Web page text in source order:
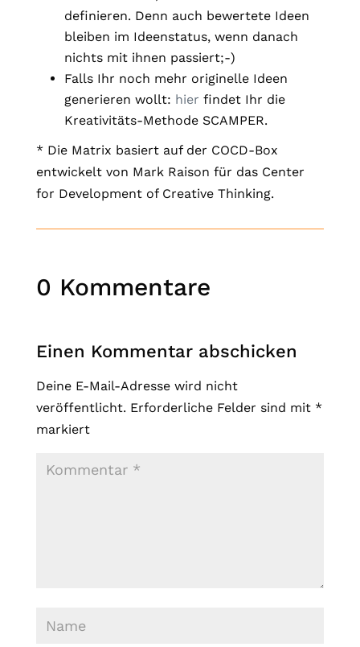
definieren. Denn auch bewertete Ideen
bleiben im Ideenstatus, wenn danach
nichts mit ihnen passiert;-)
Falls Ihr noch mehr originelle Ideen
generieren wollt: hier findet Ihr die
Kreativitäts-Methode SCAMPER.
* Die Matrix basiert auf der COCD-Box
entwickelt von Mark Raison für das Center
for Development of Creative Thinking.
0 Kommentare
Einen Kommentar abschicken
Deine E-Mail-Adresse wird nicht
veröffentlicht. Erforderliche Felder sind mit *
markiert